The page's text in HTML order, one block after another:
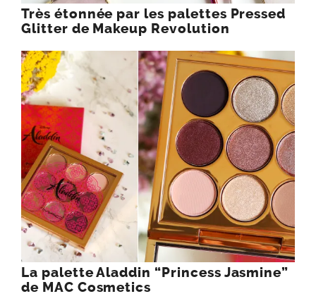
Très étonnée par les palettes Pressed
Glitter de Makeup Revolution
La palette Aladdin “Princess Jasmine”
de MAC Cosmetics